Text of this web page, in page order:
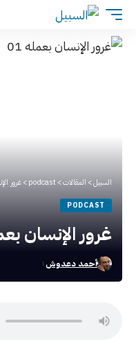
السبيل> المقالات>
podcast
>غرور
PODCAST
غرور الإنسان
أحمد دعدوش